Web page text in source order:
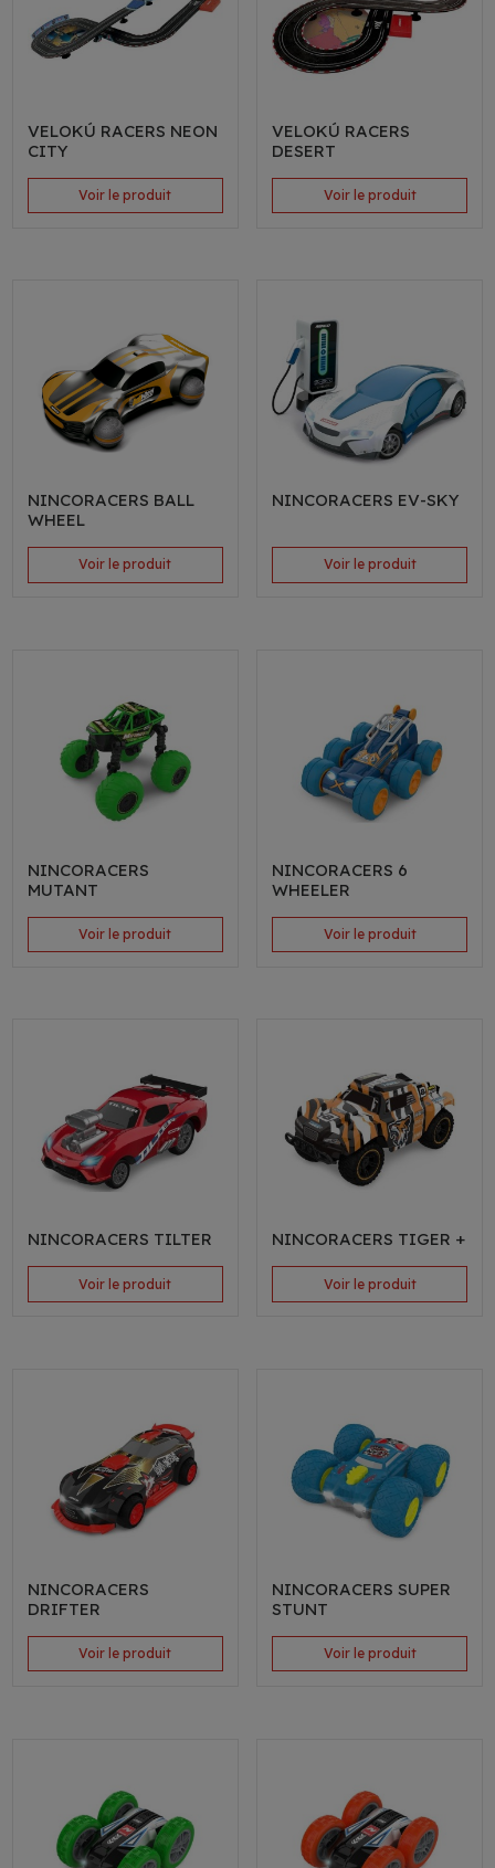
VELOKÚ RACERS NEON
CITY
Voir le produit
VELOKÚ RACERS
DESERT
Voir le produit
NINCORACERS BALL
WHEEL
Voir le produit
NINCORACERS EV-SKY
Voir le produit
NINCORACERS
MUTANT
Voir le produit
NINCORACERS 6
WHEELER
Voir le produit
NINCORACERS TILTER
Voir le produit
NINCORACERS TIGER +
Voir le produit
NINCORACERS
DRIFTER
Voir le produit
NINCORACERS SUPER
STUNT
Voir le produit